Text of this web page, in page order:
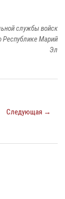
службы войск
Республике Марий
Эл
Следующая →